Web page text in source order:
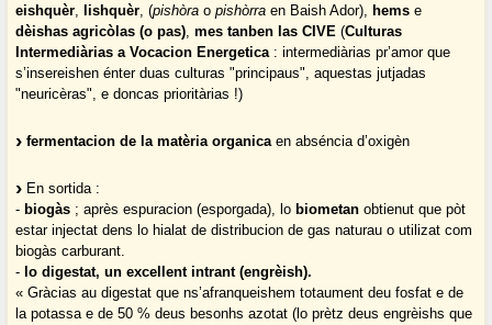
eishquèr, lishquèr, (pishòra opishòrra en Baish Ador), hems e
dèishas agricòlas (o pas),mes tanben las CIVE (Culturas
Intermediàrias a Vocacion Energetica: intermediàrias pr’amor que
s’insereishen énter duas culturas "principaus", aquestas jutjadas
"neuricèras", e doncas prioritàrias !)
fermentacion de la matèria organicaen abséncia d’oxigèn
En sortida :
- biogàs ; après espuracion (esporgada), lo biometan obtienut que pòt
estar injectat dens lo hialat de distribucion de gas naturau o utilizat com
biogàs carburant.
- lo digestat, un excellent intrant (engrèish).
« Gràcias au digestat que ns’afranqueishem totaument deu fosfat e de
la potassa e de 50 % deus besonhs azotat (lo prètz deus engrèishs que